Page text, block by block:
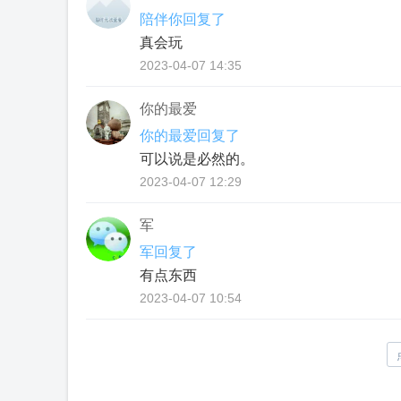
陪伴你回复了
真会玩
2023-04-07 14:35
你的最爱
你的最爱回复了
可以说是必然的。
2023-04-07 12:29
军
军回复了
有点东西
2023-04-07 10:54